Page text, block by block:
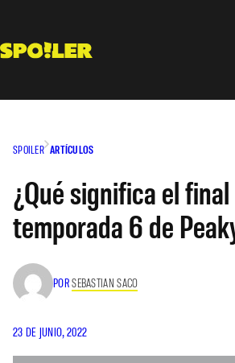
contenido
SPOILER ARTÍCULOS
¿Qué significa el
temporada 6 de
PORSEBASTIAN SACO
23 DE JUNIO, 2022